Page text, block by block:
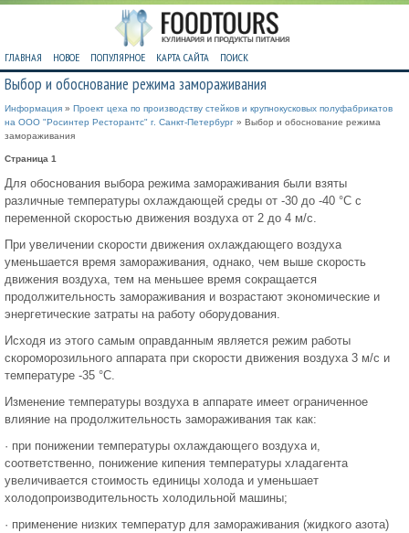
ГЛАВНАЯ НОВОЕ ПОПУЛЯРНОЕ КАРТА САЙТА ПОИСК
Выбор и обоснование режима замораживания
Информация » Проект цеха по производству стейков и крупнокусковых полуфабрикатов
на ООО "Росинтер Ресторантс" г. Санкт-Петербург » Выбор и обоснование режима
замораживания
Страница 1
Для обоснования выбора режима замораживания были взяты
различные температуры охлаждающей среды от -30 до -40 °С с
переменной скоростью движения воздуха от 2 до 4 м/с.
При увеличении скорости движения охлаждающего воздуха
уменьшается время замораживания, однако, чем выше скорость
движения воздуха, тем на меньшее время сокращается
продолжительность замораживания и возрастают экономические и
энергетические затраты на работу оборудования.
Исходя из этого самым оправданным является режим работы
скороморозильного аппарата при скорости движения воздуха 3 м/с и
температуре -35 °С.
Изменение температуры воздуха в аппарате имеет ограниченное
влияние на продолжительность замораживания так как:
· при понижении температуры охлаждающего воздуха и,
соответственно, понижение кипения температуры хладагента
увеличивается стоимость единицы холода и уменьшает
холодопроизводительность холодильной машины;
· применение низких температур для замораживания (жидкого азота)